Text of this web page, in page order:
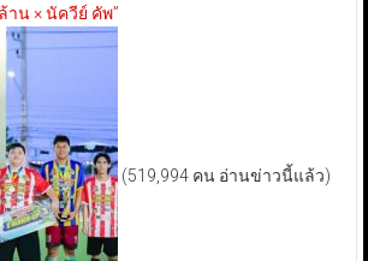
าน × นัควีย์ คัพ”
(519,994 คน อ่านข่าวนี้แล้ว)